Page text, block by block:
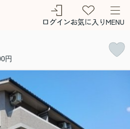
ログインお気に入りMENU
円